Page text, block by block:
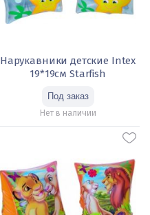
Нарукавники детские Intex
19*19см Starfish
Нет в наличии